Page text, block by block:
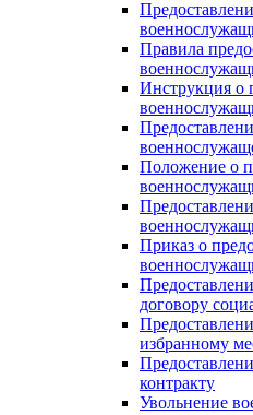
Правила
Инструкция о
Положение о
Приказ о
договору
избранному
контракту
Увольнение